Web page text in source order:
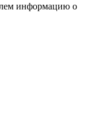
информацию о